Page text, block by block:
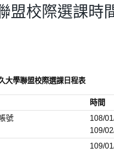
盟校際選課時
大學聯盟校際選課日程表
時間
號
108/
109/
109/